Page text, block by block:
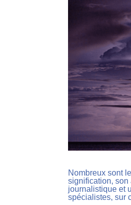
Nombreux sont
signification, son
journalistique et
spécialistes, sur